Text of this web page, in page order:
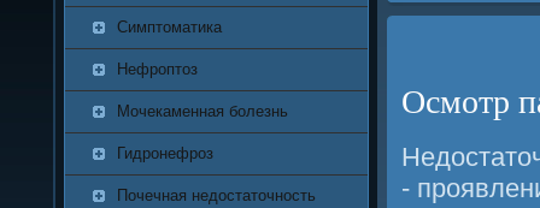
Симптоматика
Нефроптоз
Мочекаменная болезнь
Гидронефроз
Почечная недостаточность
Осмотр
-